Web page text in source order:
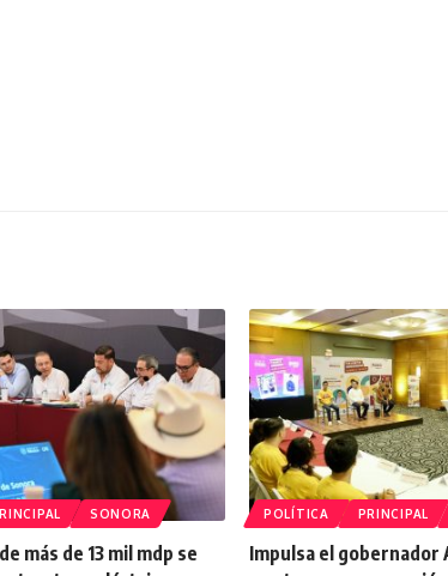
SONORA
más de 13 mil mdp se
POLÍTICA PRINCIPAL
Impulsa el gobernador